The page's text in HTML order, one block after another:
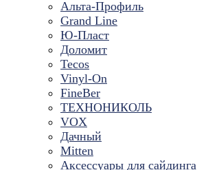
Альта-Профиль
Grand Line
Ю-Пласт
Доломит
Tecos
Vinyl-On
FineBer
ТЕХНОНИКОЛЬ
VOX
Дачный
Mitten
Аксессуары для сайдинга